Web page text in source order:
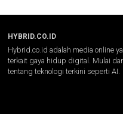
HYBRID.CO.ID
Hybrid.co.id adalah media online
terkait gaya hidup digital. Mulai
tentang teknologi terkini seperti AI.